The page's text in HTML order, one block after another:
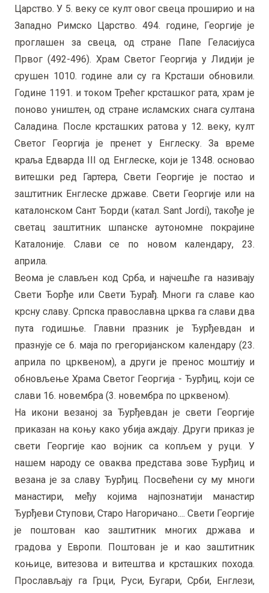
Царство. У 5. веку се култ овог свеца проширио и на
Западно Римско Царство. 494. године, Георгије је
проглашен за свеца, од стране Папе Геласијуса
Првог (492-496). Храм Светог Георгија у Лидији је
срушен 1010. године али су га Крсташи обновили.
Године 1191. и током Трећег крсташког рата, храм је
поново уништен, од стране исламских снага султана
Саладина. После крсташких ратова у 12. веку, култ
Светог Георгија је пренет у Енглеску. За време
краља Едварда III од Енглеске, који је 1348. основао
витешки ред Гартера, Свети Георгије је постао и
заштитник Енглеске државе. Свети Георгије или на
каталонском Сант Ђорди (катал. Sant Jordi), такође је
светац заштитник шпанске аутономне покрајине
Каталоније. Слави се по новом календару, 23.
априла.
Веома је слављен код Срба, и најчешће га називају
Свети Ђорђе или Свети Ђурађ. Многи га славе као
крсну славу. Српска православна црква га слави два
пута годишње. Главни празник је Ђурђевдан и
празнује се 6. маја по грегоријанском календару (23.
априла по црквеном), а други је пренос моштију и
обновљење Храма Светог Георгија - Ђурђиц, који се
слави 16. новембра (3. новембра по црквеном).
На икони везаној за Ђурђевдан је свети Георгије
приказан на коњу како убија аждају. Други приказ је
свети Георгије као војник са копљем у руци. У
нашем народу се оваква представа зове Ђурђиц и
везана је за славу Ђурђиц. Посвећени су му многи
манастири, међу којима најпознатији манастир
Ђурђеви Ступови, Старо Нагоричано.... Свети Георгије
је поштован као заштитник многих држава и
градова у Европи. Поштован је и као заштитник
коњице, витезова и витештва и крсташких похода.
Прослављају га Грци, Руси, Бугари, Срби, Енглези,